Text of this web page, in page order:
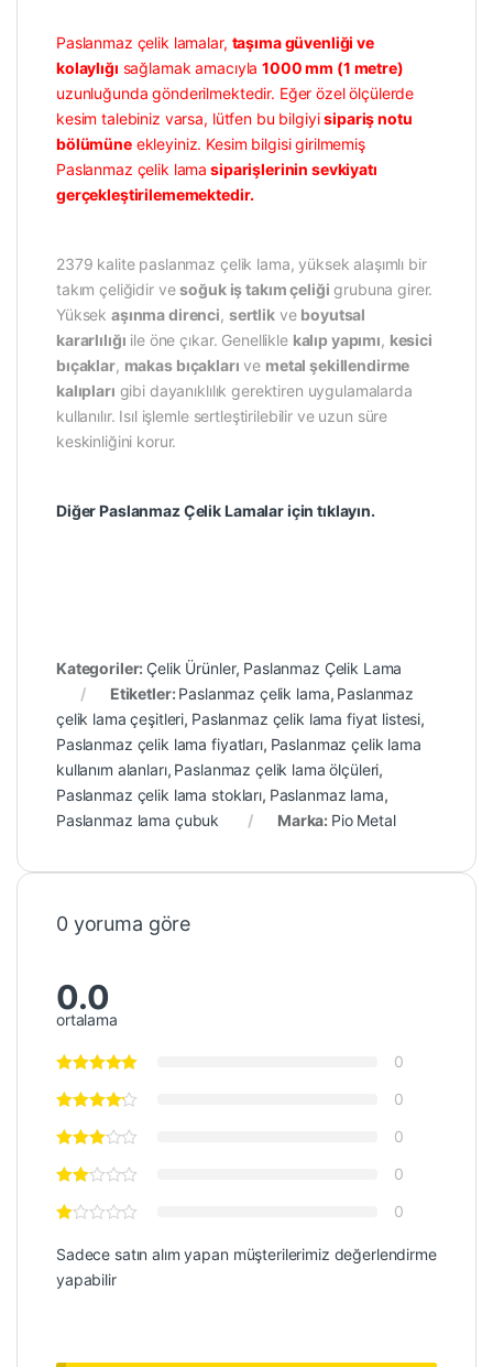
Paslanmaz çelik lamalar, taşıma güvenliği ve
kolaylığı sağlamak amacıyla1000 mm (1 metre)
uzunluğunda gönderilmektedir. Eğer özel ölçülerde
kesim talebiniz varsa, lütfen bu bilgiyisipariş notu
bölümüneekleyiniz. Kesim bilgisi girilmemiş
Paslanmaz çelik lama siparişlerinin sevkiyatı
gerçekleştirilememektedir.
2379 kalite paslanmaz çelik lama, yüksek alaşımlı bir
takım çeliğidir vesoğuk iş takım çeliği grubuna girer.
Yüksekaşınma direnci, sertlikve boyutsal
kararlılığı ile öne çıkar. Genellikle kalıp yapımı, kesici
bıçaklar, makas bıçakları ve metal şekillendirme
kalıpları gibi dayanıklılık gerektiren uygulamalarda
kullanılır. Isıl işlemle sertleştirilebilir ve uzun süre
keskinliğini korur.
Diğer Paslanmaz Çelik Lamalar için tıklayın.
Kategoriler: Çelik Ürünler, Paslanmaz Çelik Lama
Etiketler: Paslanmaz çelik lama, Paslanmaz
çelik lama çeşitleri, Paslanmaz çelik lama fiyat listesi,
Paslanmaz çelik lama fiyatları, Paslanmaz çelik lama
kullanım alanları, Paslanmaz çelik lama ölçüleri,
Paslanmaz çelik lama stokları, Paslanmaz lama,
Paslanmaz lama çubuk
Marka: Pio Metal
0 yoruma göre
0.0
ortalama
0
0
0
0
0
Sadece satın alım yapan müşterilerimiz değerlendirme
yapabilir